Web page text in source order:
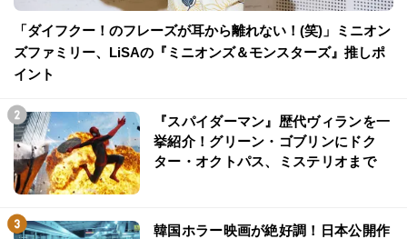
「ダイフクー！のフレーズが耳から離れない！(笑)」ミニオン
ズファミリー、LiSAの『ミニオンズ＆モンスターズ』推しポ
イント
『スパイダーマン』歴代ヴィランを一
挙紹介！グリーン・ゴブリンにドク
ター・オクトパス、ミステリオまで
韓国ホラー映画が絶好調！日本公開作